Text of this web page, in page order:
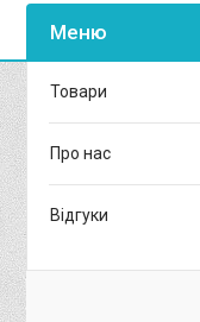
Товари
Про нас
Відгуки